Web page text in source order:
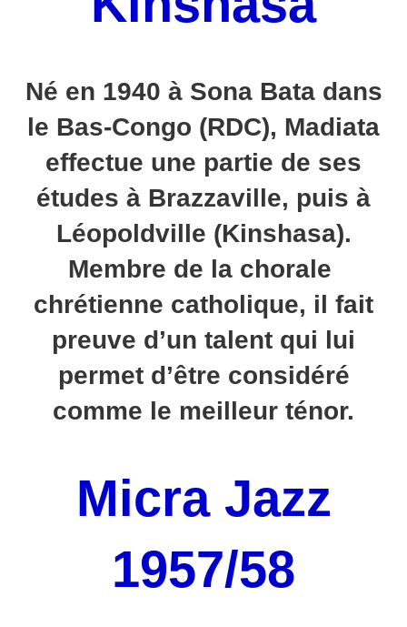
Né en 1940 à Sona Bata dans
le Bas-Congo (RDC), Madiata
effectue une partie de ses
études à Brazzaville, puis à
Léopoldville (Kinshasa).
Membre de la chorale
chrétienne catholique, il fait
preuve d’un talent qui lui
permet d’être considéré
comme le meilleur ténor.
Micra Jazz
1957/58